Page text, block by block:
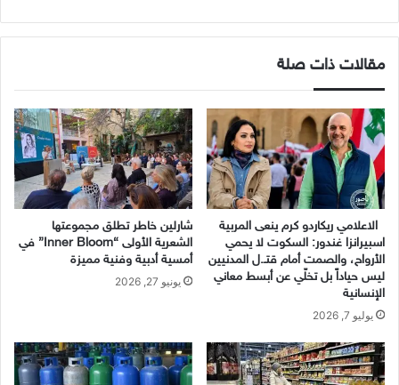
مقالات ذات صلة
الاعلامي ريكاردو كرم ينعى المربية
اسبيرانزا غندور: السكوت لا يحمي
الأرواح، والصمت أمام قتـ.ل المدنيين
ليس حياداً بل تخلّي عن أبسط معاني
الإنسانية
يوليو 7, 2026
شارلين خاطر تطلق مجموعتها
الشعرية الأولى “Inner Bloom” في
أمسية أدبية وفنية مميزة
يونيو 27, 2026